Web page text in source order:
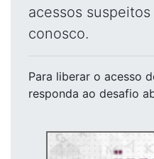
acessos
conosco.
Para liberar o acesso
responda ao desafio